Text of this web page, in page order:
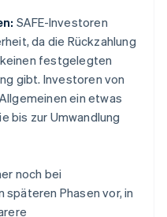
SAFE-Investoren
da die Rückzahlung
festgelegten
gibt. Investoren von
ein etwas
bis zur Umwandlung
noch bei
Phasen vor, in